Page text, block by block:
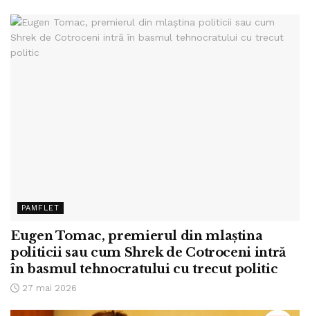
PAMFLET
Eugen Tomac, premierul din mlaștina
politicii sau cum Shrek de Cotroceni intră
în basmul tehnocratului cu trecut politic
27 mai 2026